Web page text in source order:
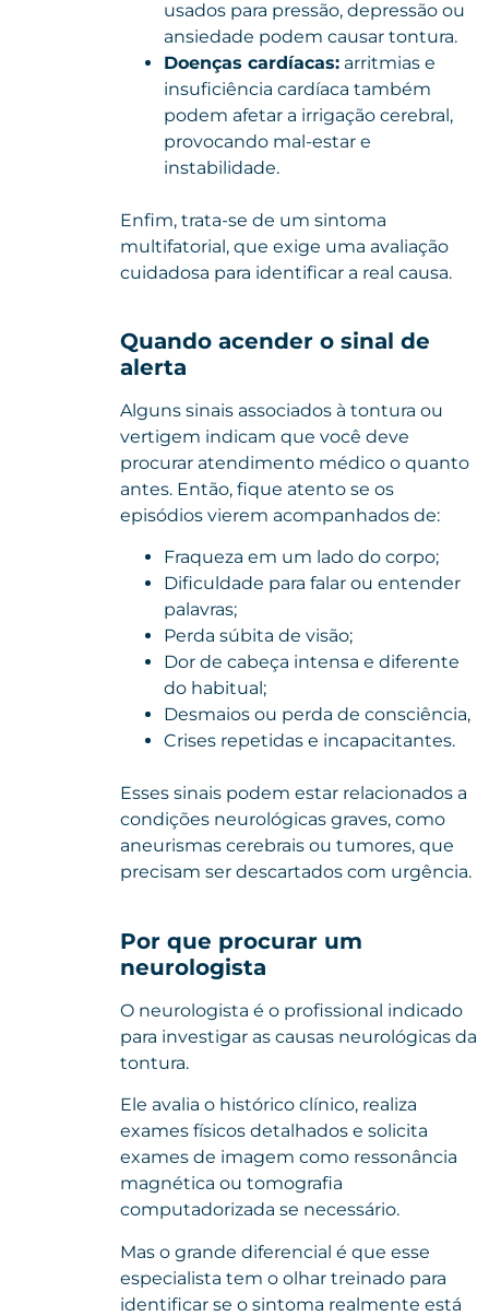
usados para pressão, depressão ou
ansiedade podem causar tontura.
Doenças cardíacas: arritmias e
insuficiência cardíaca também
podem afetar a irrigação cerebral,
provocando mal-estar e
instabilidade.
Enfim, trata-se de um sintoma
multifatorial, que exige uma avaliação
cuidadosa para identificar a real causa.
Quando acender o sinal de
alerta
Alguns sinais associados à tontura ou
vertigem indicam que você deve
procurar atendimento médico o quanto
antes. Então, fique atento se os
episódios vierem acompanhados de:
Fraqueza em um lado do corpo;
Dificuldade para falar ou entender
palavras;
Perda súbita de visão;
Dor de cabeça intensa e diferente
do habitual;
Desmaios ou perda de consciência,
Crises repetidas e incapacitantes.
Esses sinais podem estar relacionados a
condições neurológicas graves, como
aneurismas cerebrais ou tumores, que
precisam ser descartados com urgência.
Por que procurar um
neurologista
O neurologista é o profissional indicado
para investigar as causas neurológicas da
tontura.
Ele avalia o histórico clínico, realiza
exames físicos detalhados e solicita
exames de imagem como ressonância
magnética ou tomografia
computadorizada se necessário.
Mas o grande diferencial é que esse
especialista tem o olhar treinado para
identificar se o sintoma realmente está